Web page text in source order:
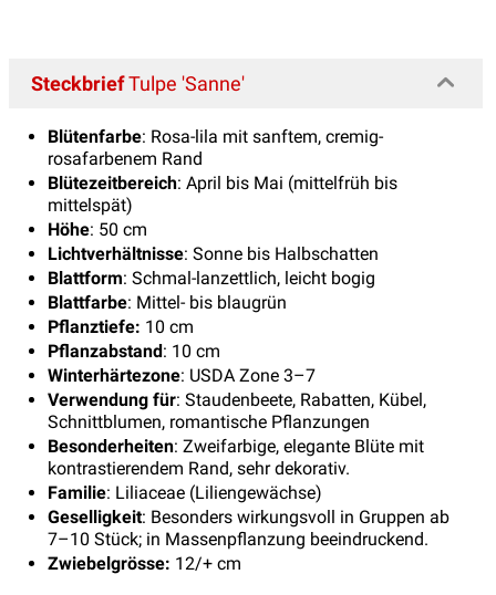
SteckbriefTulpe 'Sanne'
Blütenfarbe: Rosa-lila mit sanftem, cremig-
rosafarbenem Rand
Blütezeitbereich: April bis Mai (mittelfrüh bis
mittelspät)
Höhe: 50 cm
Lichtverhältnisse: Sonne bis Halbschatten
Blattform: Schmal-lanzettlich, leicht bogig
Blattfarbe: Mittel- bis blaugrün
Pflanztiefe: 10 cm
Pflanzabstand: 10 cm
Winterhärtezone: USDA Zone 3–7
Verwendung für: Staudenbeete, Rabatten, Kübel,
Schnittblumen, romantische Pflanzungen
Besonderheiten: Zweifarbige, elegante Blüte mit
kontrastierendem Rand, sehr dekorativ.
Familie: Liliaceae (Liliengewächse)
Geselligkeit: Besonders wirkungsvoll in Gruppen ab
7–10 Stück; in Massenpflanzung beeindruckend.
Zwiebelgrösse: 12/+ cm